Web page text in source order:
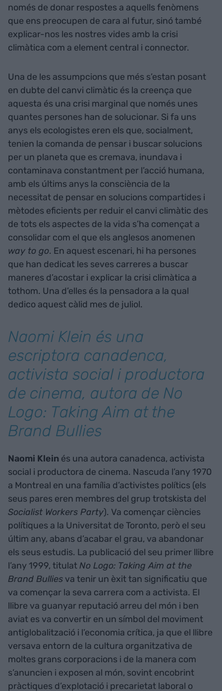
només de donar respostes a aquells fenòmens
que ens preocupen de cara al futur, sinó també
explicar-nos les nostres vides amb la crisi
climàtica com a element central i connector.
Una de les assumpcions que més s’estan posant
en dubte del canvi climàtic és la creença que
aquesta és una crisi marginal que només unes
quantes persones han de solucionar. Si fa uns
anys els ecologistes eren els que, socialment,
tenien la comanda de pensar i buscar solucions
per un planeta que es cremava, inundava i
contaminava constantment per l’acció humana,
amb els últims anys la consciència de la
necessitat de pensar en solucions compartides i
mètodes eficients per reduir el canvi climàtic des
de tots els aspectes de la vida s’ha començat a
consolidar com el que els anglesos anomenen
way to go. En aquest escenari, hi ha persones
que han dedicat les seves carreres a buscar
maneres d’acostar i explicar la crisi climàtica a
tothom. Una d’elles és la pensadora a la qual
dedico aquest càlid mes de juliol.
Naomi Klein és una
escriptora canadenca,
activista social i productora
de cinema, autora de No
Logo: Taking Aim at the
Brand Bullies
Naomi Klein és una autora canadenca, activista
social i productora de cinema. Nascuda l’any 1970
a Montreal en una família d’activistes polítics (els
seus pares eren membres del grup trotskista del
Socialist Workers Party). Va començar ciències
polítiques a la Universitat de Toronto, però el seu
últim any, abans d’acabar el grau, va abandonar
els seus estudis. La publicació del seu primer llibre
l’any 1999, titulatNo Logo: Taking Aim at the
Brand Bullies va tenir un èxit tan significatiu que
va començar la seva carrera com a activista. El
llibre va guanyar reputació arreu del món i ben
aviat es va convertir en un símbol del moviment
antiglobalització i l’economia crítica, ja que el llibre
versava entorn de la cultura organitzativa de
moltes grans corporacions i de la manera com
s’anuncien i exposen al món, sovint encobrint
pràctiques d’explotació i precarietat laboral o